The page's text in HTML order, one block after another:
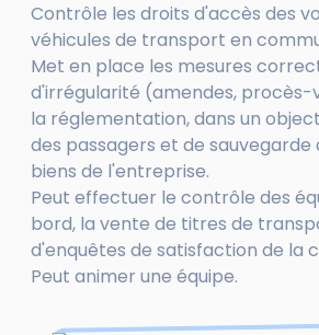
Contrôle les droits d'accès des
véhicules de transport en
Met en place les mesures
d'irrégularité (amendes, procès-
la réglementation, dans un
des passagers et de
biens de l'entreprise.
Peut effectuer le contrôle des
bord, la vente de titres de
d'enquêtes de satisfaction de la
Peut animer une équipe.